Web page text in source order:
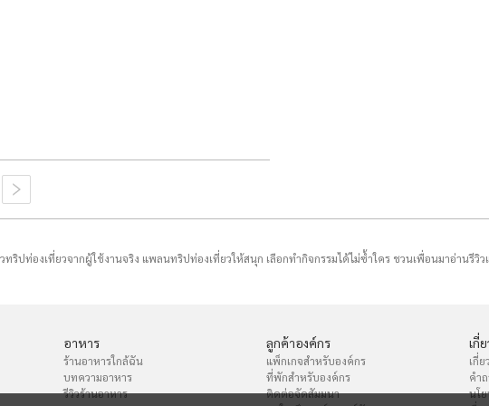
ริปท่องเที่ยวจากผู้ใช้งานจริง แพลนทริปท่องเที่ยวให้สนุก เลือกทำกิจกรรมได้ไม่ซ้ำใคร ชวนเพื่อนมาอ่านรีวิว
อาหาร
ร้านอาหารใกล้ฉัน
บทความอาหาร
รีวิวร้านอาหาร
ลูกค้าองค์กร
แพ็กเกจสำหรับองค์กร
ที่พักสำหรับองค์กร
ติดต่อจัดสัมมนา
เกี่
เกี่
คำ
นโ